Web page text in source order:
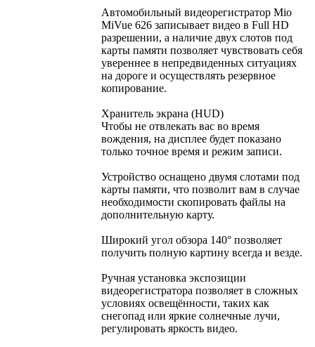
Автомобильный видеорегистратор Mio
MiVue 626 записывает видео в Full HD
разрешении, а наличие двух слотов под
карты памяти позволяет чувствовать себя
увереннее в непредвиденных ситуациях
на дороге и осуществлять резервное
копирование.
Хранитель экрана (HUD)
Чтобы не отвлекать вас во время
вождения, на дисплее будет показано
только точное время и режим записи.
Устройство оснащено двумя слотами под
карты памяти, что позволит вам в случае
необходимости скопировать файлы на
дополнительную карту.
Широкий угол обзора 140° позволяет
получить полную картину всегда и везде.
Ручная установка экспозиции
видеорегистратора позволяет в сложных
условиях освещённости, таких как
снегопад или яркие солнечные лучи,
регулировать яркость видео.